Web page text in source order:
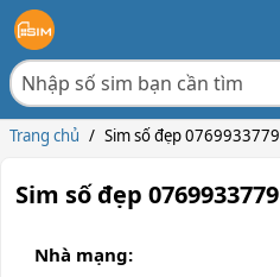
Trang chủ / Sim số đẹp 0769933779
Sim số đẹp 0769933779
Nhà mạng: